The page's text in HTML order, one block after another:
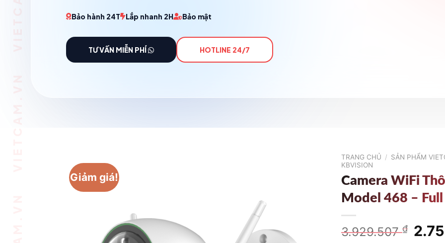
Bảo hành 24T Lắp nhanh 2H Bảo mật
TƯ VẤN MIỄN PHÍ HOTLINE 24/7
Giảm giá!
TRANG CHỦ / SẢN PHẨM
KBVISION
Camera WiFi
Model 468 –
3.929.507₫
Giá